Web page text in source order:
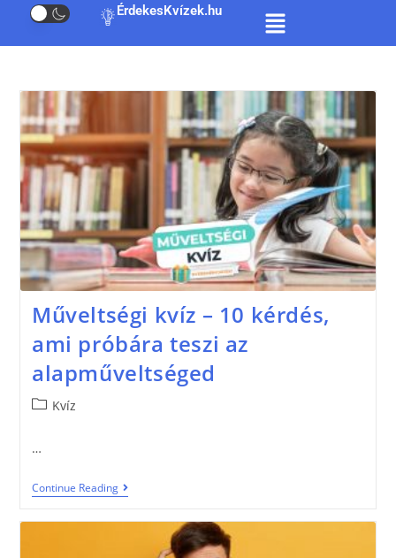
ÉrdekesKvízek.hu
Műveltségi kvíz – 10 kérdés,
ami próbára teszi az
alapműveltséged
Kvíz
…
Continue Reading